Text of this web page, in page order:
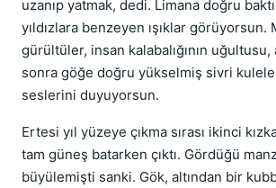
uzanıp yatmak, dedi. Limana doğru
yıldızlara benzeyen ışıklar görüyorsun.
gürültüler, insan kalabalığının uğultusu,
sonra göğe doğru yükselmiş sivri
seslerini duyuyorsun.
Ertesi yıl yüzeye çıkma sırası ikinci
tam güneş batarken çıktı. Gördüğü
büyülemişti sanki. Gök, altından bir